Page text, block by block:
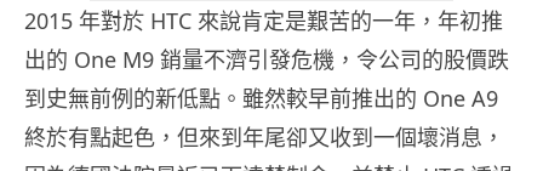
2015 年對於 HTC 來說肯定是艱苦的一年，年初推
出的 One M9 銷量不濟引發危機，令公司的股價跌
到史無前例的新低點。雖然較早前推出的 One A9
終於有點起色，但來到年尾卻又收到一個壞消息，